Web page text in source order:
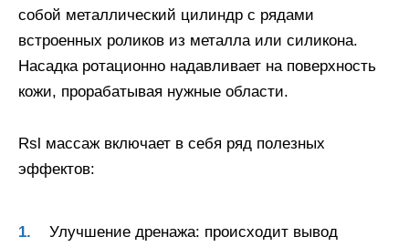
собой металлический цилиндр с рядами
встроенных роликов из металла или силикона.
Насадка ротационно надавливает на поверхность
кожи, прорабатывая нужные области.
Rsl массаж включает в себя ряд полезных
эффектов:
Улучшение дренажа: происходит вывод